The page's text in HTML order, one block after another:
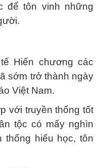
để tôn vinh những
Hiến chương các
sớm trở thành ngày
Việt Nam.
với truyền thống tốt
tộc có mấy nghìn
thống hiếu học, tôn